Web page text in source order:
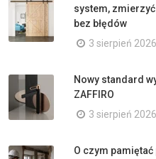
system,
bez błędów
3 sierpień 2026
Nowy standard
ZAFFIRO
3 sierpień 2026
O czym